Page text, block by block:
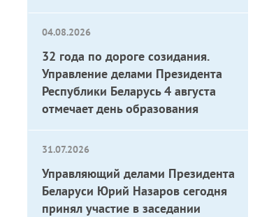
04.08.2026
32 года по дороге созидания.
Управление делами Президента
Республики Беларусь 4 августа
отмечает день образования
31.07.2026
Управляющий делами Президента
Беларуси Юрий Назаров сегодня
принял участие в заседании